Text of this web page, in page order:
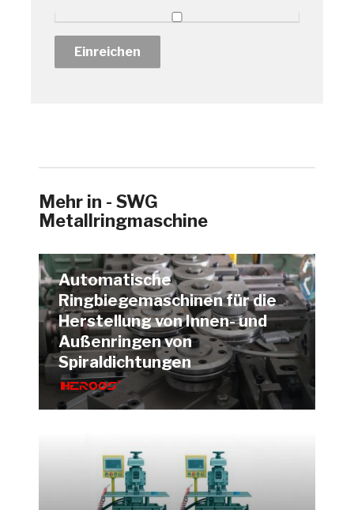
Mehr in - SWG
Metallringmaschine
Automatische
Ringbiegemaschinen für die
Herstellung von Innen- und
Außenringen von
Spiraldichtungen